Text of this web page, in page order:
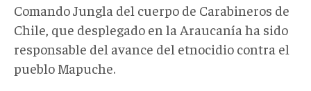
Comando Jungla del cuerpo de Carabineros de
Chile, que desplegado en la Araucanía ha sido
responsable del avance del etnocidio contra el
pueblo Mapuche.